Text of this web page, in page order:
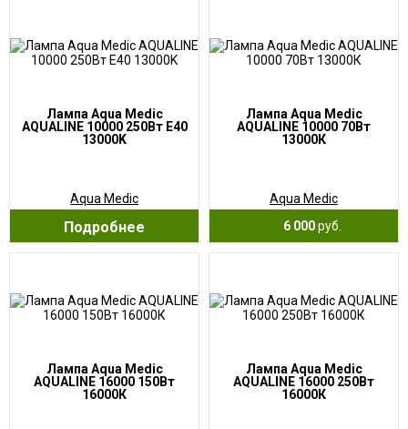
Лампа Aqua Medic
AQUALINE 10000 250Вт E40
13000K
Aqua Medic
Подробнее
Лампа Aqua Medic
AQUALINE 10000 70Вт
13000К
Aqua Medic
6 000руб.
Лампа Aqua Medic
AQUALINE 16000 150Вт
16000К
Лампа Aqua Medic
AQUALINE 16000 250Вт
16000К